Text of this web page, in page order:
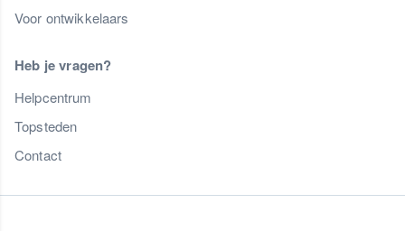
Voor ontwikkelaars
Heb je vragen?
Helpcentrum
Topsteden
Contact